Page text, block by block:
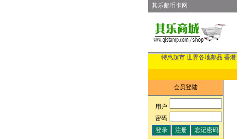
其乐邮币卡网
特惠超市 世界各地邮品 香港
会员登陆
用户:
密码: